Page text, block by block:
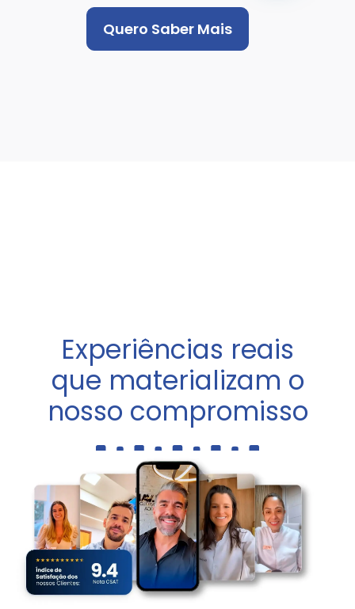
Quero Saber Mais
Experiências reais
que materializam o
nosso compromisso